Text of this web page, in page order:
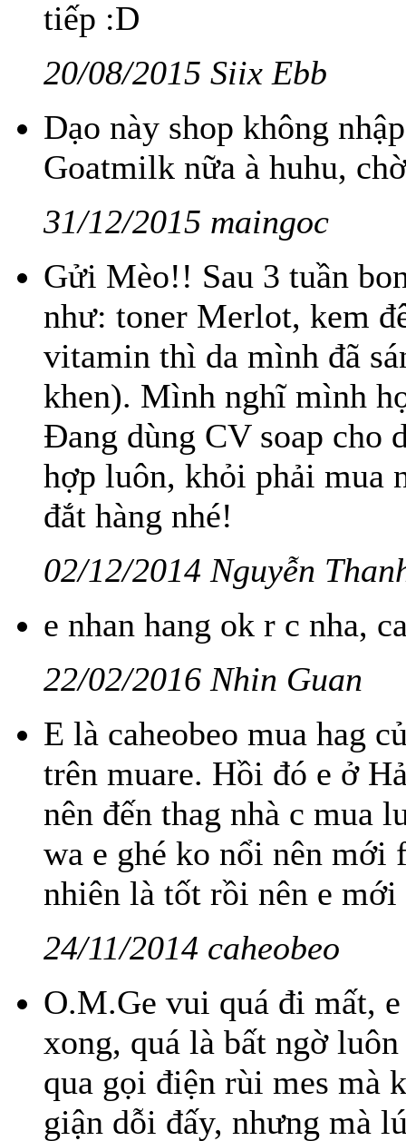
tiếp :D
20/08/2015 Siix Ebb
Dạo này shop không
Goatmilk nữa à huhu,
31/12/2015 maingoc
Gửi Mèo!! Sau 3 tuần
như: toner Merlot, kem
vitamin thì da mình đã
khen). Mình nghĩ mình
Đang dùng CV soap cho
hợp luôn, khỏi phải mua
đắt hàng nhé!
02/12/2014 Nguyễn
e nhan hang ok r c nha,
22/02/2016 Nhin Guan
E là caheobeo mua hag
trên muare. Hồi đó e ở
nên đến thag nhà c mua
wa e ghé ko nổi nên mới
nhiên là tốt rồi nên e
24/11/2014 caheobeo
O.M.Ge vui quá đi mất,
xong, quá là bất ngờ
qua gọi điện rùi mes mà
giận dỗi đấy, nhưng mà